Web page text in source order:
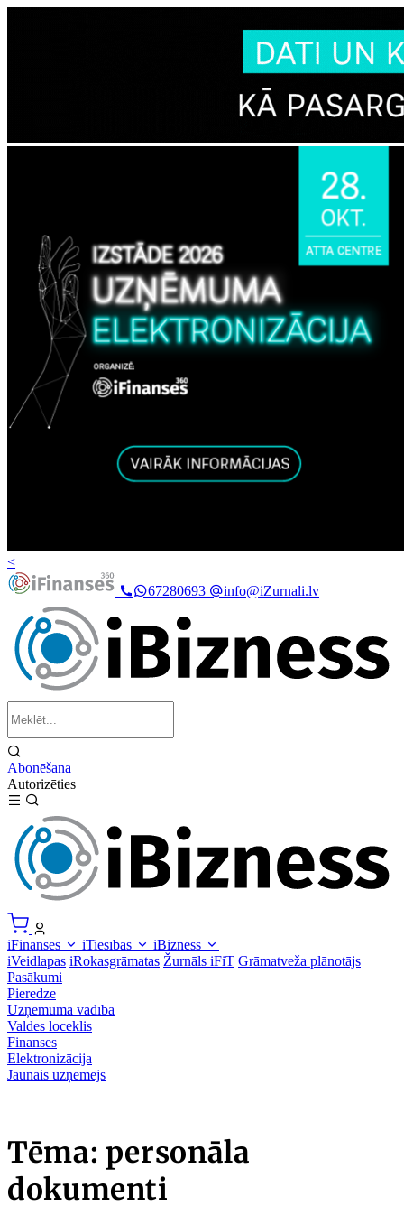
<
67280693
info@iZurnali.lv
Abonēšana
Autorizēties
iFinanses iTiesības
iBizness
iVeidlapas iRokasgrāmatas Žurnāls iFiT Grāmatveža plānotājs
Pasākumi
Pieredze
Uzņēmuma vadība
Valdes loceklis
Finanses
Elektronizācija
Jaunais uzņēmējs
Tēma: personāla
dokumenti